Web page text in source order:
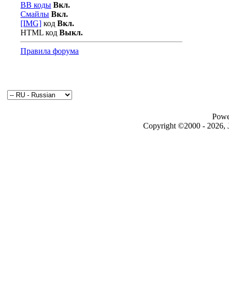
BB коды Вкл.
Смайлы Вкл.
[IMG] код Вкл.
HTML код Выкл.
Правила форума
Copyright ©2000 - 2026,